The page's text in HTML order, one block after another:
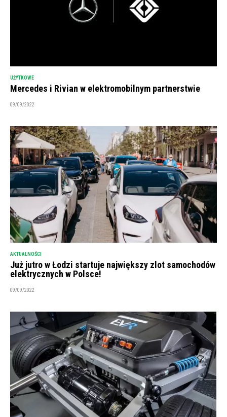
UŻYTKOWE
Mercedes i Rivian w elektromobilnym partnerstwie
09/09/2022
AKTUALNOŚCI
Już jutro w Łodzi startuje największy zlot samochodów
elektrycznych w Polsce!
09/09/2022